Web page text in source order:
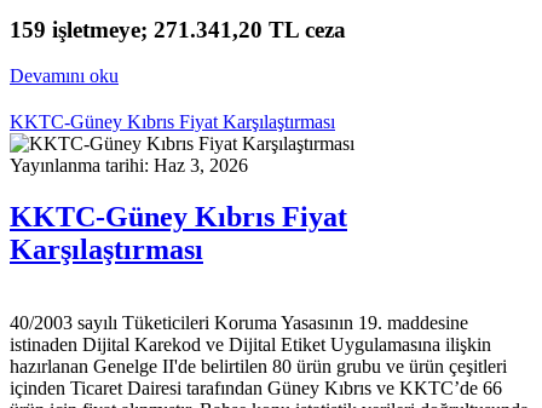
159 işletmeye; 271.341,20 TL ceza
Devamını oku
KKTC-Güney Kıbrıs Fiyat Karşılaştırması
Yayınlanma tarihi: Haz 3, 2026
KKTC-Güney Kıbrıs Fiyat
Karşılaştırması
40/2003 sayılı Tüketicileri Koruma Yasasının 19. maddesine
istinaden Dijital Karekod ve Dijital Etiket Uygulamasına ilişkin
hazırlanan Genelge II'de belirtilen 80 ürün grubu ve ürün çeşitleri
içinden Ticaret Dairesi tarafından Güney Kıbrıs ve KKTC’de 66